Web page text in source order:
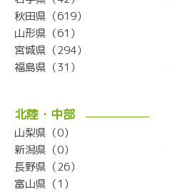
秋田県（619）
山形県（61）
宮城県（294）
福島県（31）
北陸・中部
山梨県（0）
新潟県（0）
長野県（26）
富山県（1）